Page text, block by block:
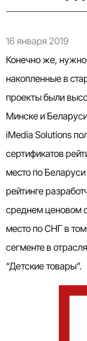
16 января 2019
Конечно же, нужно
накопленные в
проекты были
Минске и
iMedia Solutions
сертификатов
место по
рейтинге
среднем ценовом
место по СНГ в
сегменте в
“Детские товары”.